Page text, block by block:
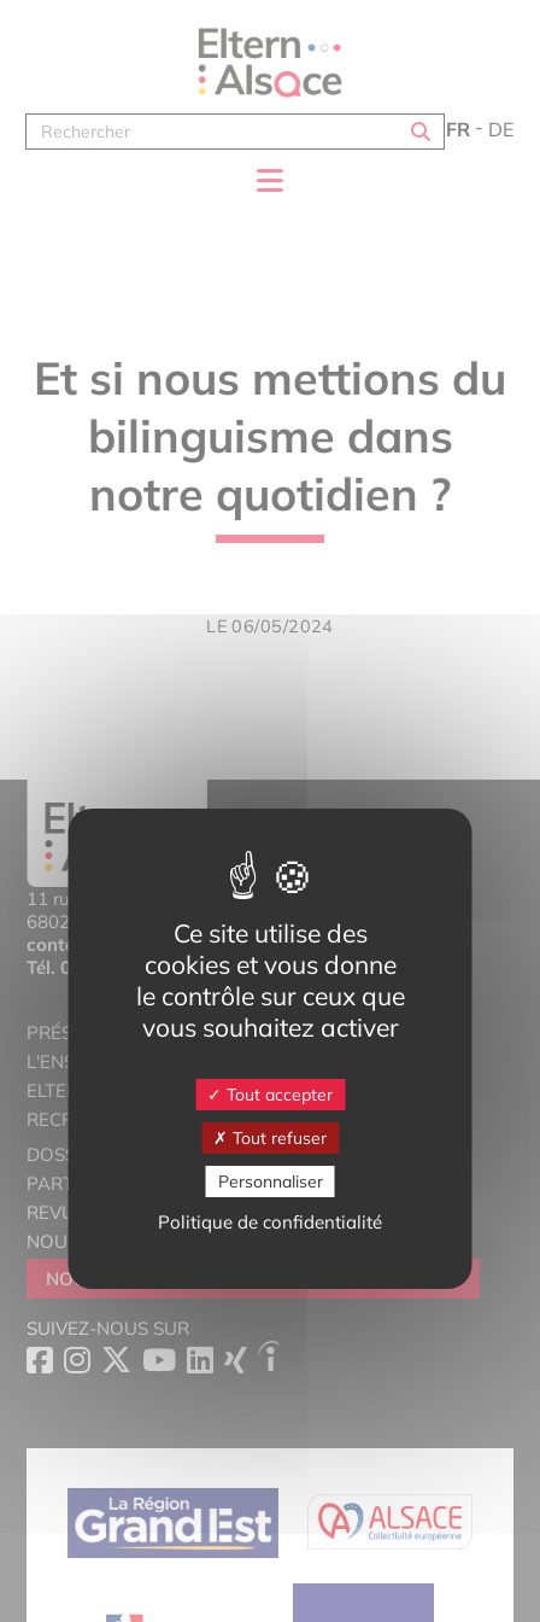
FR DE
Et si nous mettions du
bilinguisme dans
notre quotidien ?
LE 06/05/2024
11 rue Mittlerweg,
68025 Colmar Cedex
contact@eltern-bilinguisme.org
Tél.03 89 20 46 74
PRÉSENTATION
L'ENSEIGNEMENT BILINGUE
ELTERN ALSACE - EUROSTAGES
RECRUTORRS
DOSSIERS THÉMATIQUES
PARTENAIRES
REVUE DE PRESSE
NOUS CONTACTER
NOUS REJOINDRE
DEVENIR SYMPATHISANT
SUIVEZ-NOUS SUR
Ce site utilise des
cookies et vous donne
le contrôle sur ceux que
vous souhaitez activer
Tout accepter
Tout refuser
Personnaliser
Politique de confidentialité